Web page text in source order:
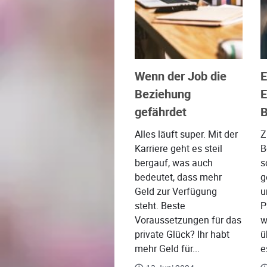
Wenn der Job die
Beziehung
gefährdet
Alles läuft super. Mit der
Karriere geht es steil
bergauf, was auch
bedeutet, dass mehr
Geld zur Verfügung
steht. Beste
Voraussetzungen für das
private Glück? Ihr habt
mehr Geld für...